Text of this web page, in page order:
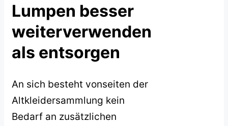
Lumpen besser
weiterverwenden
als entsorgen
An sich besteht vonseiten der
Altkleidersammlung kein
Bedarf an zusätzlichen